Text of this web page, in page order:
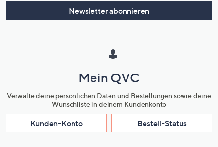
Newsletter abonnieren
Mein QVC
Verwalte deine persönlichen Daten und Bestellungen sowie deine
Wunschliste in deinem Kundenkonto
Kunden-Konto Bestell-Status